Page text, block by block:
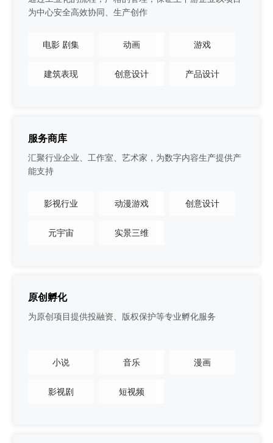
为中心安全高效协同、生产创作
电影 剧集 动画 游戏
建筑表现 创意设计 产品设计
服务商库
汇聚行业企业、工作室、艺术家，为数字内容生产提供产
能支持
影视行业 动漫游戏 创意设计
元宇宙 实景三维
原创孵化
为原创项目提供投融资、版权保护等专业孵化服务
小说 音乐 漫画
影视剧 短视频